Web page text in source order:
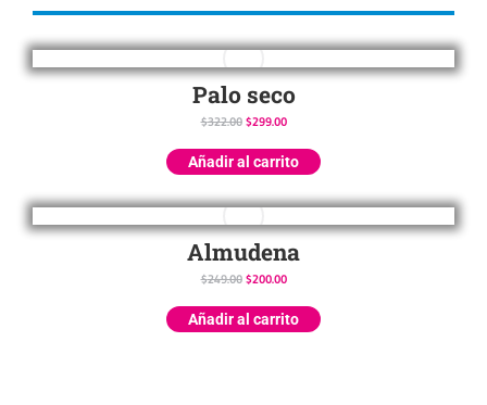
Palo seco
$322.00 $299.00
Añadir al carrito
Almudena
$249.00 $200.00
Añadir al carrito